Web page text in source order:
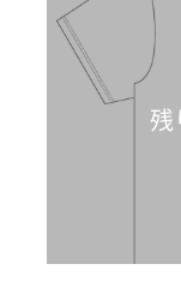
残